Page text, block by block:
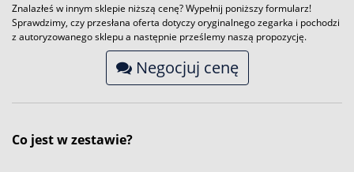
Znalazłeś w innym sklepie niższą cenę? Wypełnij poniższy formularz!
Sprawdzimy, czy przesłana oferta dotyczy oryginalnego zegarka i pochodzi
z autoryzowanego sklepu a następnie prześlemy naszą propozycję.
Negocjuj cenę
Co jest w zestawie?